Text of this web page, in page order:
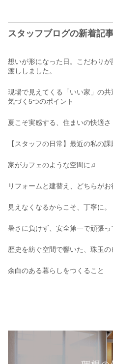
スタッフブログの新着記
想いが形になった日。こだわり
渡ししました。
現場で見えてくる「いい家」の
気づく5つのポイント
夏こそ実感する、住まいの快適さ
【スタッフの日常】最近の私の
家がカフェのような空間に♫
リフォームと建替え、どちらがお
見えなくなるからこそ、丁寧に。
暑さに負けず、安全第一で頑張っ
歴史を紡ぐ空間で響いた、珠玉
余白のある暮らしをつくること